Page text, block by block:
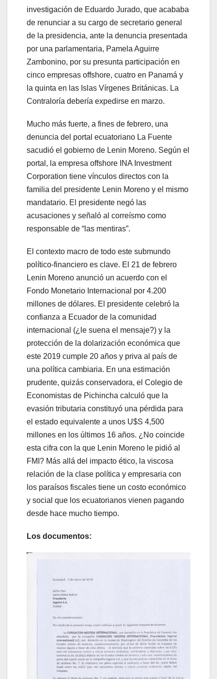
investigación de Eduardo Jurado, que acababa
de renunciar a su cargo de secretario general
de la presidencia, ante la denuncia presentada
por una parlamentaria, Pamela Aguirre
Zambonino, por su presunta participación en
cinco empresas offshore, cuatro en Panamá y
la quinta en las Islas Vírgenes Británicas. La
Contraloría debería expedirse en marzo.
Mucho más fuerte, a fines de febrero, una
denuncia del portal ecuatoriano La Fuente
sacudió el gobierno de Lenin Moreno. Según el
portal, la empresa offshore INA Investment
Corporation tiene vínculos directos con la
familia del presidente Lenin Moreno y el mismo
mandatario. El presidente negó las
acusaciones y señaló al correísmo como
responsable de “las mentiras”.
El contexto macro de todo este submundo
político-financiero es clave. El 21 de febrero
Lenin Moreno anunció un acuerdo con el
Fondo Monetario Internacional por 4.200
millones de dólares. El presidente celebró la
confianza a Ecuador de la comunidad
internacional (¿le suena el mensaje?) y la
protección de la dolarización económica que
este 2019 cumple 20 años y priva al país de
una política cambiaria. En una estimación
prudente, quizás conservadora, el Colegio de
Economistas de Pichincha calculó que la
evasión tributaria constituyó una pérdida para
el estado equivalente a unos U$S 4,500
millones en los últimos 16 años. ¿No coincide
esta cifra con la que Lenin Moreno le pidió al
FMI? Más allá del impacto ético, la viscosa
relación de la clase política y empresaria con
los paraísos fiscales tiene un costo económico
y social que los ecuatorianos vienen pagando
desde hace mucho tiempo.
Los documentos: